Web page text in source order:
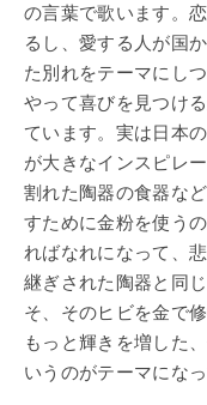
の言葉で歌います。
るし、愛する人が国
た別れをテーマにし
やって喜びを見つけ
ています。実は日本
が大きなインスピレ
割れた陶器の食器な
すために金粉を使う
ればなれになって、
継ぎされた陶器と同
そ、そのヒビを金で
もっと輝きを増した
いうのがテーマになっ